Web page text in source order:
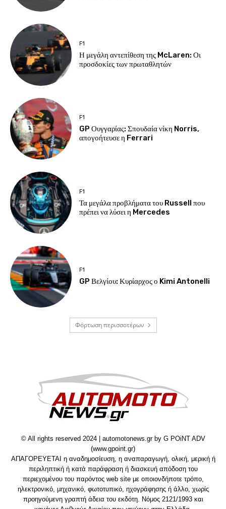
F1
Η μεγάλη αντεπίθεση της McLaren: Οι
προσδοκίες των πρωταθλητών
F1
GP Ουγγαρίας: Σπουδαία νίκη Norris,
απογοήτευσε η Ferrari
F1
Τα μεγάλα προβλήματα του Russell που
πρέπει να λύσει η Mercedes
F1
GP Βελγίου: Κυρίαρχος ο Kimi Antonelli
Φόρτωση περισσοτέρων
© All rights reserved 2024 | automotonews.gr by G POiNT ADV
(www.gpoint.gr)
ΑΠΑΓΟΡΕΥΕΤΑΙ η αναδημοσίευση, η αναπαραγωγή, ολική, μερική ή
περιληπτική ή κατά παράφραση ή διασκευή απόδοση του
περιεχομένου του παρόντος web site με οποιονδήποτε τρόπο,
ηλεκτρονικό, μηχανικό, φωτοτυπικό, ηχογράφησης ή άλλο, χωρίς
προηγούμενη γραπτή άδεια του εκδότη. Νόμος 2121/1993 και